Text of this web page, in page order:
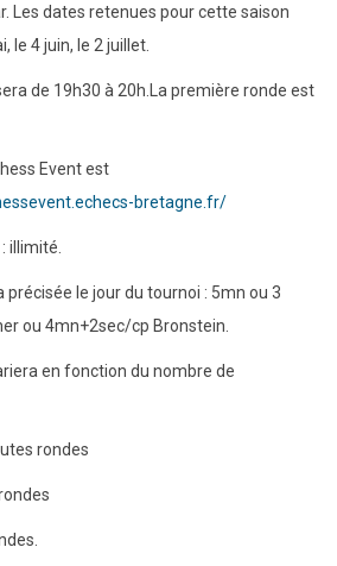
Les dates retenues pour cette saison
le 4 juin, le 2 juillet.
de 19h30 à 20h.La première ronde est
Event est
bretagne.fr/
illimité.
précisée le jour du tournoi : 5mn ou 3
ou 4mn+2sec/cp Bronstein.
en fonction du nombre de
rondes